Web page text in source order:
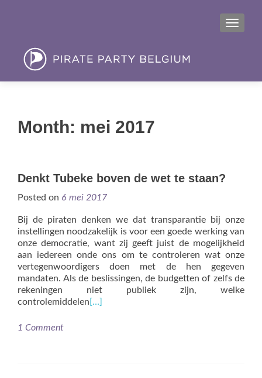
MENU
Month: mei 2017
Denkt Tubeke boven de wet te staan?
Posted on 6 mei 2017
Bij de piraten denken we dat transparantie bij onze
instellingen noodzakelijk is voor een goede werking van
onze democratie, want zij geeft juist de mogelijkheid
aan iedereen onde ons om te controleren wat onze
vertegenwoordigers doen met de hen gegeven
mandaten. Als de beslissingen, de budgetten of zelfs de
rekeningen niet publiek zijn, welke
controlemiddelen […]
1 Comment